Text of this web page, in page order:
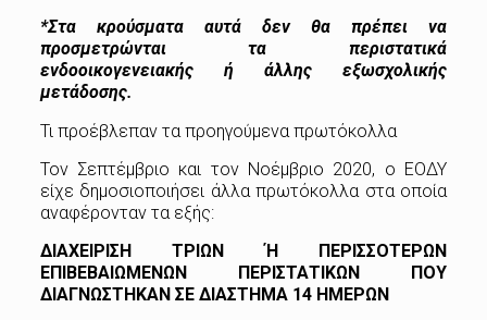
*Στα κρούσματα αυτά δεν θα πρέπει να
προσμετρώνται τα περιστατικά
ενδοοικογενειακής ή άλλης εξωσχολικής
μετάδοσης.
Τι προέβλεπαν τα προηγούμενα πρωτόκολλα
Τον Σεπτέμβριο και τον Νοέμβριο 2020, ο ΕΟΔΥ
είχε δημοσιοποιήσει άλλα πρωτόκολλα στα οποία
αναφέρονταν τα εξής:
ΔΙΑΧΕΙΡΙΣΗ ΤΡΙΩΝ Ή ΠΕΡΙΣΣΟΤΕΡΩΝ
ΕΠΙΒΕΒΑΙΩΜΕΝΩΝ ΠΕΡΙΣΤΑΤΙΚΩΝ ΠΟΥ
ΔΙΑΓΝΩΣΤΗΚΑΝ ΣΕ ΔΙΑΣΤΗΜΑ 14 ΗΜΕΡΩΝ